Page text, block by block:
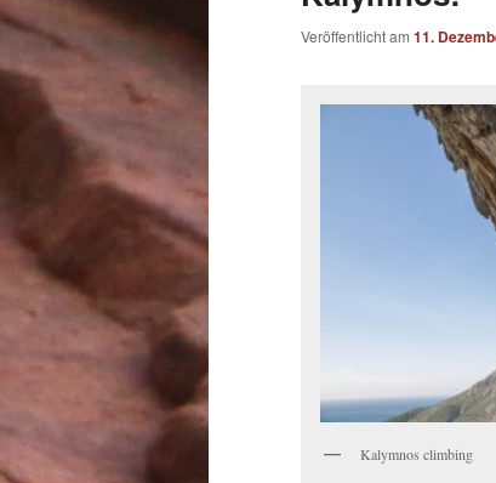
Veröffentlicht am 11.
Kalymnos climbing